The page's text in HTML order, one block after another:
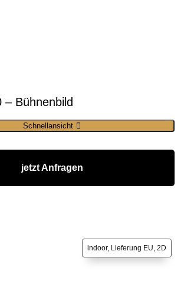
– Bühnenbild
Schnellansicht
jetzt Anfragen
indoor, Lieferung EU, 2D